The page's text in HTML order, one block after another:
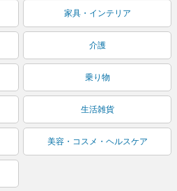
家具・インテリア
介護
乗り物
生活雑貨
美容・コスメ・ヘルスケア